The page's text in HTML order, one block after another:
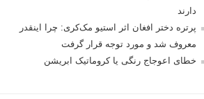
دارند
پرتره دختر افغان اثر استیو مک‌کری: چرا اینقدر
معروف شد و مورد توجه قرار گرفت
خطای اعوجاج رنگی یا کروماتیک ابریشن